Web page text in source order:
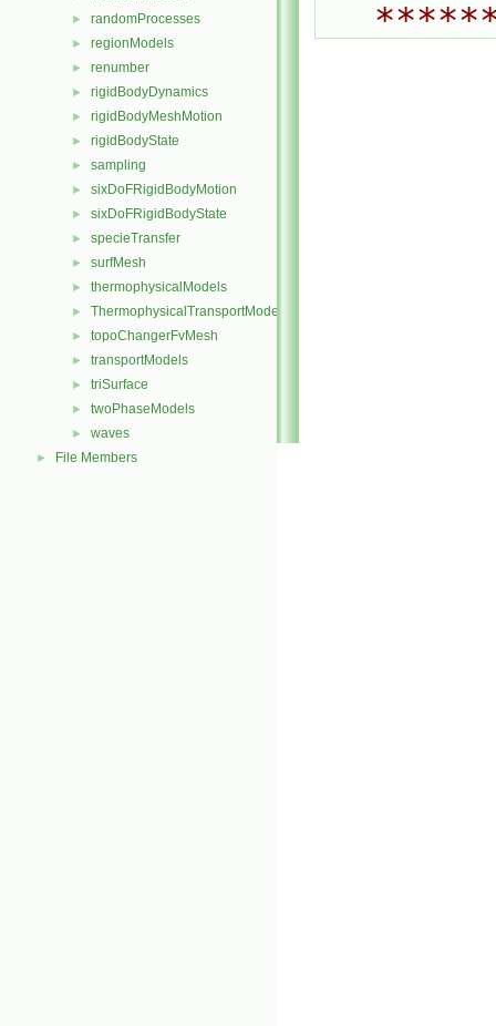
► randomProcesses
► regionModels
► renumber
► rigidBodyDynamics
► rigidBodyMeshMotion
► rigidBodyState
► sampling
► sixDoFRigidBodyMotion
► sixDoFRigidBodyState
► specieTransfer
► surfMesh
► thermophysicalModels
► ThermophysicalTransportModels
► topoChangerFvMesh
► transportModels
► triSurface
► twoPhaseModels
► waves
► File Members